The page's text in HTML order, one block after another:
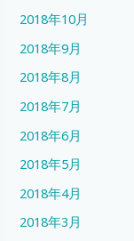
2018年10月
2018年9月
2018年8月
2018年7月
2018年6月
2018年5月
2018年4月
2018年3月